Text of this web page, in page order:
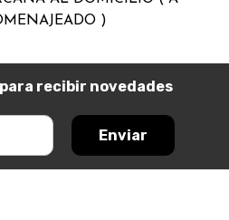
)
recibir novedades
Enviar